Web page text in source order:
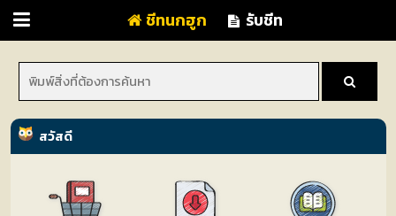
ชีทนกฮูก รับชีท
สวัสดี